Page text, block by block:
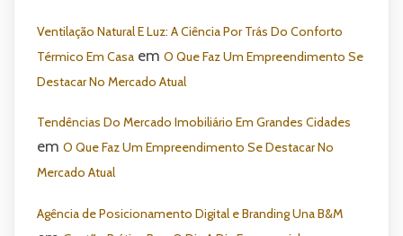
Ventilação Natural E Luz: A Ciência Por Trás Do Conforto
Térmico Em Casa em O Que Faz Um Empreendimento Se
Destacar No Mercado Atual
Tendências Do Mercado Imobiliário Em Grandes Cidades
em O Que Faz Um Empreendimento Se Destacar No
Mercado Atual
Agência de Posicionamento Digital e Branding Una B&M